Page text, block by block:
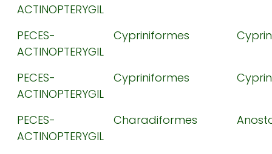
ACTINOPTERYGIL
PECES-
ACTINOPTERYGIL
Cypriniformes
PECES-
ACTINOPTERYGIL
Cypriniformes
PECES-
ACTINOPTERYGIL
Charadiformes